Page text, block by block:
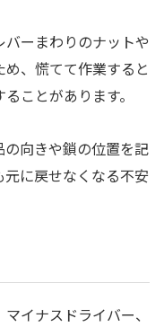
ーまわりのナットや
、慌てて作業すると
ことがあります。
向きや鎖の位置を記
に戻せなくなる不安
イナスドライバー、